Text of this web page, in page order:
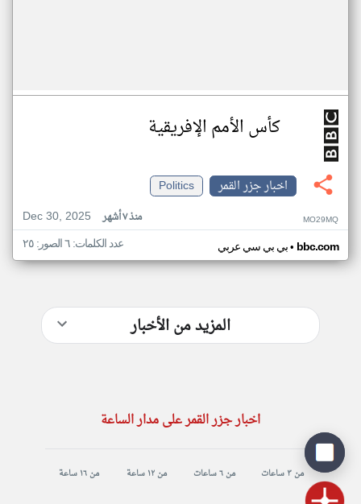
كأس الأمم الإفريقية
اخبار جزر القمر
Politics
Dec 30, 2025
منذ ٧ أشهر MO29MQ
بي بي سي عربي• bbc.com عدد الكلمات: ٦ الصور: ٢٥
المزيد من الأخبار
اخبار جزر القمر على مدار الساعة
من ٣ ساعات من ٦ ساعات من ١٢ ساعة من ١٦ ساعة